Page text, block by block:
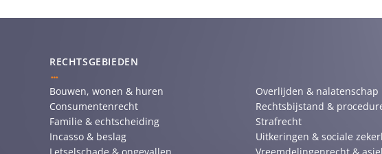
RECHTSGEBIEDEN
Bouwen, wonen & huren
Consumentenrecht
Familie & echtscheiding
Incasso & beslag
Overlijden & nalatenschap
Rechtsbijstand &
Strafrecht
Uitkeringen & sociale